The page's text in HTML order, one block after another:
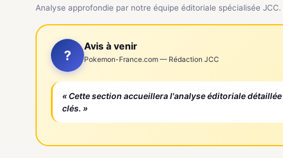
Analyse approfondie par notre équipe éditoriale spécialisée JCC.
?
Avis à venir
Pokemon-France.com — Rédaction JCC
« Cette section accueillera l'analyse éditoriale
clés. »